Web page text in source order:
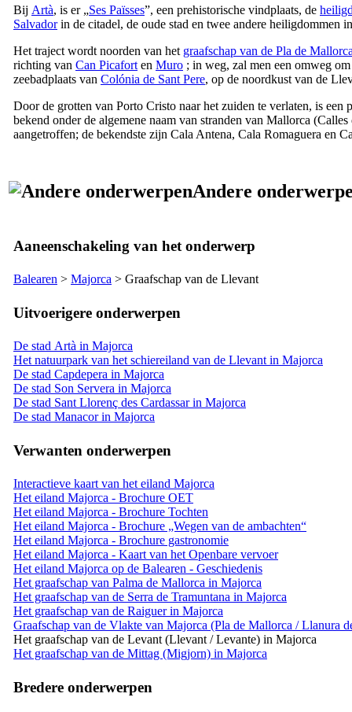
Bij Artà, is er „Ses Païsses”, een prehistorische vindplaats, de
Salvadorin de citadel, de oude stad en twee andere heiligdommen
Het traject wordt noorden van het graafschap van de Pla de
richting van Can Picafort en Muro ; in weg, zal men een omweg
zeebadplaats van Colónia de Sant Pere, op de noordkust van de
Door de grotten van Porto Cristo naar het zuiden te verlaten, is een
bekend onder de algemene naam van stranden van Mallorca (Calles
aangetroffen; de bekendste zijn Cala Antena, Cala Romaguera en
Andere
Aaneenschakeling van het onderwerp
Balearen > Majorca > Graafschap van de Llevant
Uitvoerigere onderwerpen
De stad Artà in Majorca
Het natuurpark van het schiereiland van de Llevant in Majorca
De stad Capdepera in Majorca
De stad Son Servera in Majorca
De stad Sant Llorenç des Cardassar in Majorca
De stad Manacor in Majorca
Verwanten onderwerpen
Interactieve kaart van het eiland Majorca
Het eiland Majorca - Brochure OET
Het eiland Majorca - Brochure Tochten
Het eiland Majorca - Brochure „Wegen van de ambachten“
Het eiland Majorca - Brochure gastronomie
Het eiland Majorca - Kaart van het Openbare vervoer
Het eiland Majorca op de Balearen - Geschiedenis
Het graafschap van Palma de Mallorca in Majorca
Het graafschap van de Serra de Tramuntana in Majorca
Het graafschap van de Raiguer in Majorca
Graafschap van de Vlakte van Majorca (Pla de Mallorca / Llanura
Het graafschap van de Levant (Llevant / Levante) in Majorca
Het graafschap van de Mittag (Migjorn) in Majorca
Bredere onderwerpen